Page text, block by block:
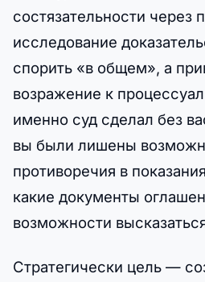
состязательности через
исследование
спорить «в общем», а
возражение к
именно суд сделал без
вы были лишены
противоречия в
какие документы
возможности
Стратегически цель —